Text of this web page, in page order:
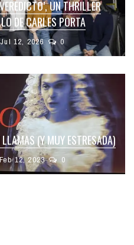
UN THRILLER
DE CARLES PORTA
12, 2026 0
(Y MUY ESTRESADA)
Feb 12, 2023 0